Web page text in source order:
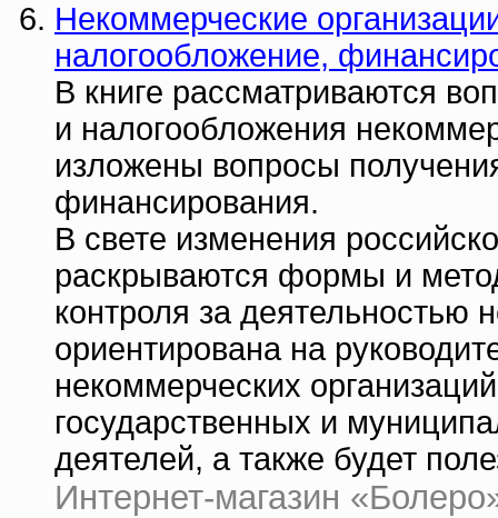
Некоммерческие
налогообложение,
В книге рассматриваются
и налогообложения
изложены вопросы
финансирования.
В свете изменения
раскрываются формы и
контроля за деятельностью
ориентирована на
некоммерческих
государственных и
деятелей, а также будет
Интернет-магазин